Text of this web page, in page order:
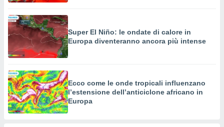
Super El Niño: le ondate di calore in
Europa diventeranno ancora più intense
Ecco come le onde tropicali influenzano
l’estensione dell’anticiclone africano in
Europa